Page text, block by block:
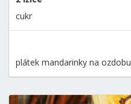
cukr
plátek mandarinky na ozdobu